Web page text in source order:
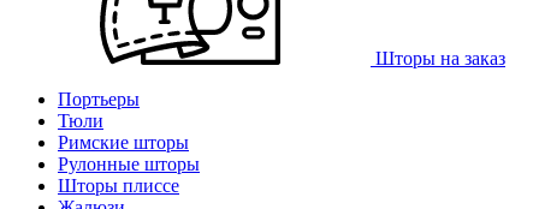
Шторы на заказ
Портьеры
Тюли
Римские шторы
Рулонные шторы
Шторы плиссе